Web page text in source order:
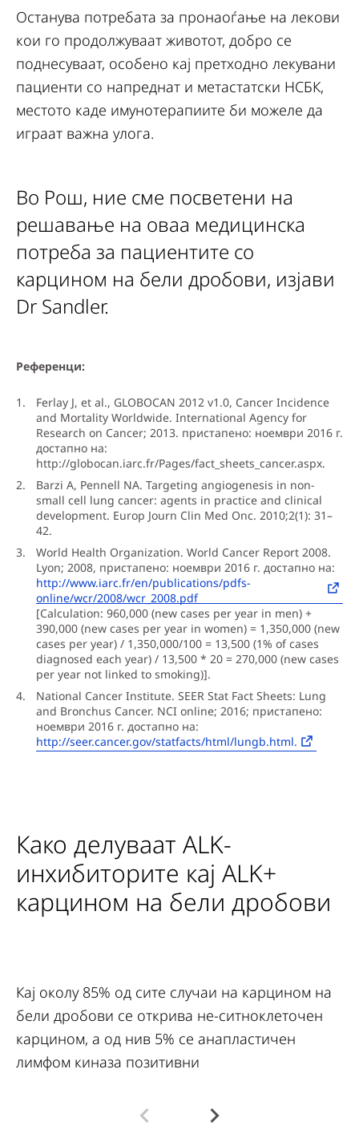
Останува потребата за пронаоѓање на лекови
кои го продолжуваат животот, добро се
поднесуваат, особено кај претходно лекувани
пациенти со напреднат и метастатски НСБК,
местото каде имунотерапиите би можеле да
играат важна улога.
Во Рош, ние сме посветени на
решавање на оваа медицинска
потреба за пациентите со
карцином на бели дробови, изјави
Dr Sandler.
Референци:
Ferlay J, et al., GLOBOCAN 2012 v1.0, Cancer Incidence
and Mortality Worldwide. International Agency for
Research on Cancer; 2013. пристапено: ноември 2016 г.
достапно на:
http://globocan.iarc.fr/Pages/fact_sheets_cancer.aspx.
Barzi A, Pennell NA. Targeting angiogenesis in non-
small cell lung cancer: agents in practice and clinical
development. Europ Journ Clin Med Onc. 2010;2(1): 31–
42.
World Health Organization. World Cancer Report 2008.
Lyon; 2008, пристапено: ноември 2016 г. достапно на:
http://www.iarc.fr/en/publications/pdfs-
online/wcr/2008/wcr_2008.pdf
[Calculation: 960,000 (new cases per year in men) +
390,000 (new cases per year in women) = 1,350,000 (new
cases per year) / 1,350,000/100 = 13,500 (1% of cases
diagnosed each year) / 13,500 * 20 = 270,000 (new cases
per year not linked to smoking)].
National Cancer Institute. SEER Stat Fact Sheets: Lung
and Bronchus Cancer. NCI online; 2016; пристапено:
ноември 2016 г. достапно на:
http://seer.cancer.gov/statfacts/html/lungb.html.
Како делуваат ALK-
инхибиторите кај ALK+
карцином на бели дробови
Кај околу 85% од сите случаи на карцином на
бели дробови се открива не-ситноклеточен
карцином, а од нив 5% се анапластичен
лимфом киназа позитивни